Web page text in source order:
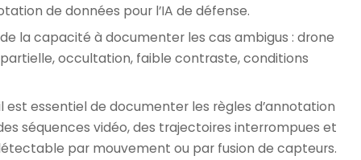
de données pour l’IA de défense.
la capacité à documenter les cas ambigus : drone
occultation, faible contraste, conditions
essentiel de documenter les règles d’annotation
séquences vidéo, des trajectoires interrompues et
par mouvement ou par fusion de capteurs.